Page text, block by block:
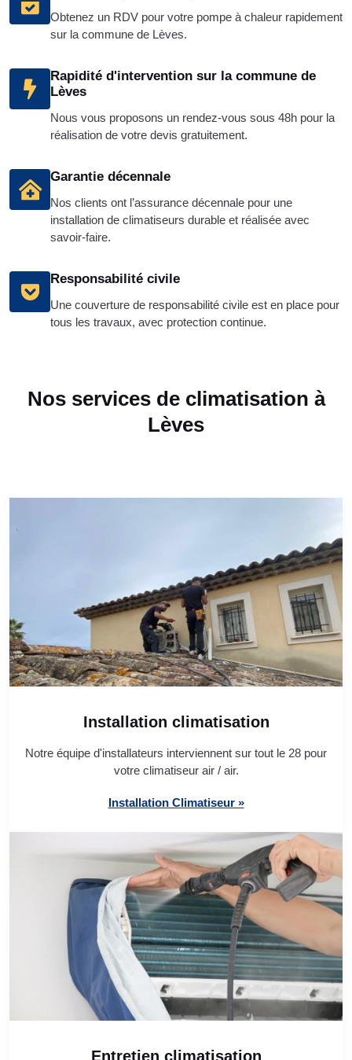
Obtenez un RDV pour votre pompe à chaleur rapidement
sur la commune de Lèves.
Rapidité d'intervention sur la commune de
Lèves
Nous vous proposons un rendez-vous sous 48h pour la
réalisation de votre devis gratuitement.
Garantie décennale
Nos clients ont l’assurance décennale pour une
installation de climatiseurs durable et réalisée avec
savoir-faire.
Responsabilité civile
Une couverture de responsabilité civile est en place pour
tous les travaux, avec protection continue.
Nos services de climatisation à
Lèves
Installation climatisation
Notre équipe d'installateurs interviennent sur tout le 28 pour
votre climatiseur air / air.
Installation Climatiseur »
Entretien climatisation